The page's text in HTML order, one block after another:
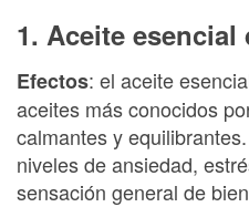
1. Aceite esencial
Efectos: el aceite
aceites más conocidos
calmantes y
niveles de ansiedad,
sensación general de